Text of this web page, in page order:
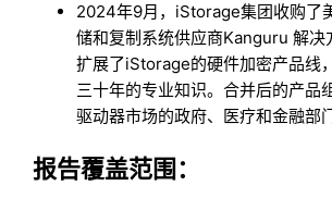
2024年9月，iStorage集团收购了
储和复制系统供应商Kanguru 解决
扩展了iStorage的硬件加密产品线
三十年的专业知识。合并后的产品
驱动器市场的政府、医疗和金融部门
报告覆盖范围：